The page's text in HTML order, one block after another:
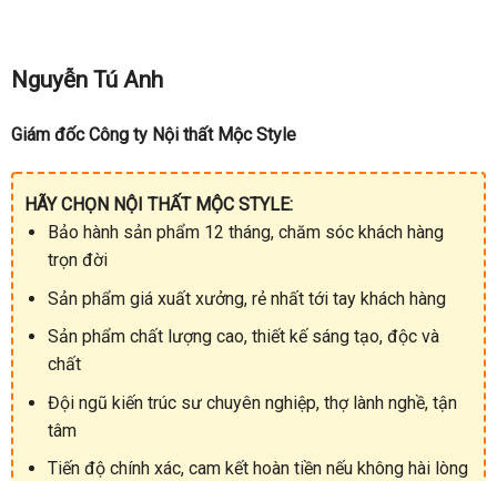
Nguyễn Tú Anh
Giám đốc Công ty Nội thất Mộc Style
HÃY CHỌN NỘI THẤT MỘC STYLE:
Bảo hành sản phẩm 12 tháng, chăm sóc khách hàng
trọn đời
Sản phẩm giá xuất xưởng, rẻ nhất tới tay khách hàng
Sản phẩm chất lượng cao, thiết kế sáng tạo, độc và
chất
Đội ngũ kiến trúc sư chuyên nghiệp, thợ lành nghề, tận
tâm
Tiến độ chính xác, cam kết hoàn tiền nếu không hài lòng